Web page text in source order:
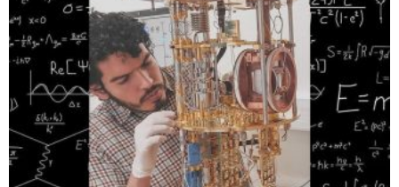
Sebastian Yepes
University of California, Irvine, USA